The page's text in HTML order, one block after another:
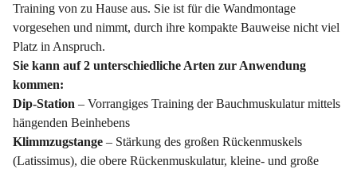
Training von zu Hause aus. Sie ist für die Wandmontage
vorgesehen und nimmt, durch ihre kompakte Bauweise nicht viel
Platz in Anspruch.
Sie kann auf 2 unterschiedliche Arten zur Anwendung
kommen:
Dip-Station – Vorrangiges Training der Bauchmuskulatur mittels
hängenden Beinhebens
Klimmzugstange – Stärkung des großen Rückenmuskels
(Latissimus), die obere Rückenmuskulatur, kleine- und große